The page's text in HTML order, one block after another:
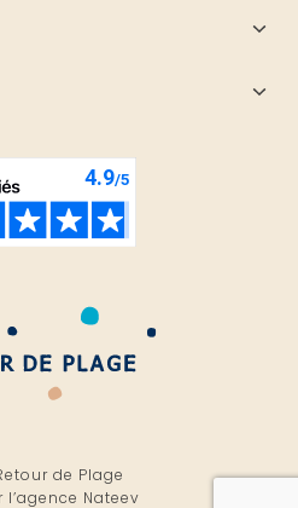
de Plage
agence Nateev